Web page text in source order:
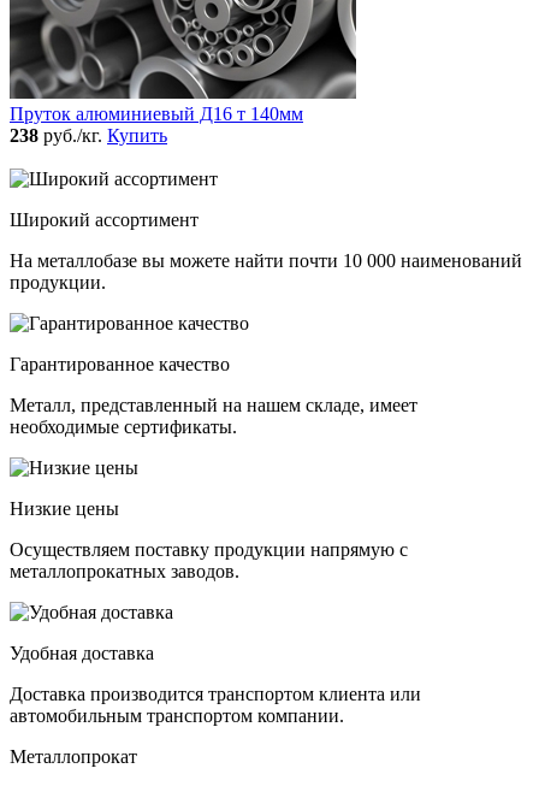
Пруток алюминиевый Д16 т 140мм
238 руб./кг. Купить
Широкий ассортимент
На металлобазе вы можете найти почти 10 000 наименований
продукции.
Гарантированное качество
Металл, представленный на нашем складе, имеет
необходимые сертификаты.
Низкие цены
Осуществляем поставку продукции напрямую с
металлопрокатных заводов.
Удобная доставка
Доставка производится транспортом клиента или
автомобильным транспортом компании.
Металлопрокат